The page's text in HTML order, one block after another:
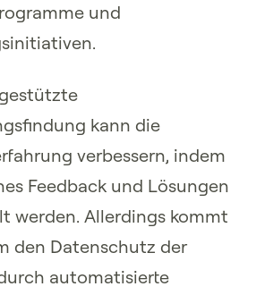
und
kann die
verbessern, indem
Feedback und Lösungen
werden. Allerdings kommt
den Datenschutz der
automatisierte